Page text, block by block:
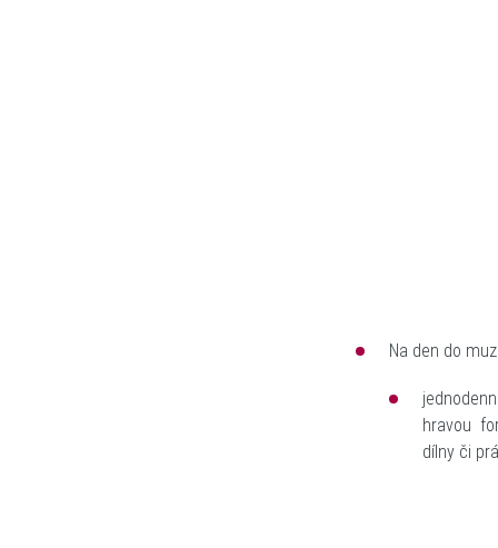
Na den do
hravou
dílny či